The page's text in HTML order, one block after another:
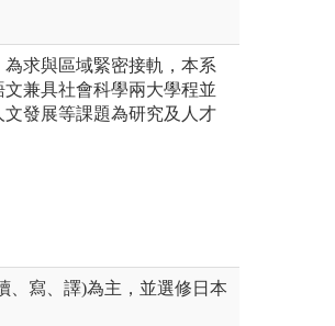
求與區域緊密接軌，本系
兼具社會科學兩大學程並
發展等課題為研究及人才
、寫、譯)為主，並選修日本